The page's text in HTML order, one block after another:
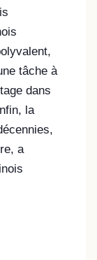
tâche à
dans
la
a